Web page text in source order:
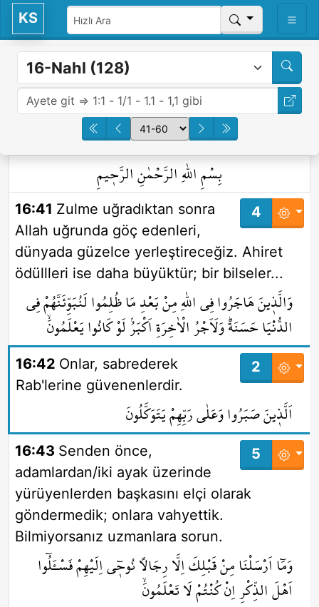
KS
بِسْمِ اللّٰهِ الرَّحْمٰنِ الرَّح۪يمِ
4
16:41 Zulme uğradıktan sonra
Allah uğrunda göç edenleri,
dünyada güzelce yerleştireceğiz. Ahiret
ödüllleri ise daha büyüktür; bir bilseler...
وَالَّذ۪ينَ هَاجَرُوا فِي اللّٰهِ مِنْ بَعْدِ مَا ظُلِمُوا لَنُبَوِّئَنَّهُمْ فِي
الدُّنْيَا حَسَنَةًۜ وَلَاَجْرُ الْاٰخِرَةِ اَكْبَرُۢ لَوْ كَانُوا يَعْلَمُونَۙ
2
16:42 Onlar, sabrederek
Rab'lerine güvenenlerdir.
اَلَّذ۪ينَ صَبَرُوا وَعَلٰى رَبِّهِمْ يَتَوَكَّلُونَ
5
16:43 Senden önce,
adamlardan/iki ayak üzerinde
yürüyenlerden başkasını elçi olarak
göndermedik; onlara vahyettik.
Bilmiyorsanız uzmanlara sorun.
وَمَٓا اَرْسَلْنَا مِنْ قَبْلِكَ اِلَّا رِجَالاً نُوح۪ٓي اِلَيْهِمْ فَسْـَٔلُٓوا
اَهْلَ الذِّكْرِ اِنْ كُنْتُمْ لَا تَعْلَمُونَۙ